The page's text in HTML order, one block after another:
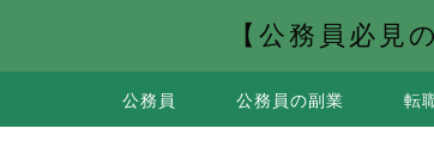
【公務員必見
公務員 公務員の副業 転